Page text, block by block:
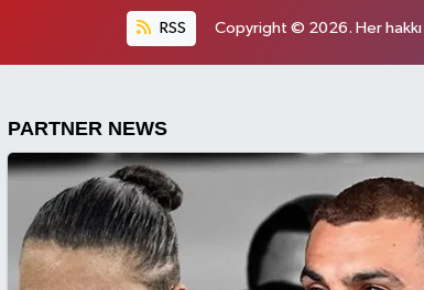
RSS Copyright © 2026. Her hakkı